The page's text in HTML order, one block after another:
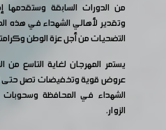
من الدورات السابقة وستقدمها
وتقدير لأهالي الشهداء في هذه
التضحيات من أجل عزة الوطن
يستمر المهرجان لغاية التاسع
الشهداء في المحافظة وسحوبات
الزوار.